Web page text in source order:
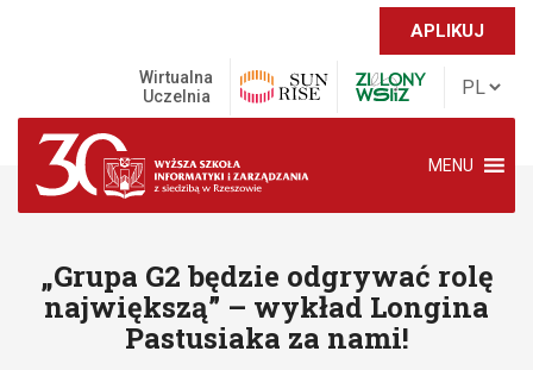
APLIKUJ
Wirtualna
Uczelnia
MENU
„Grupa G2 będzie odgrywać rolę
największą” – wykład Longina
Pastusiaka za nami!